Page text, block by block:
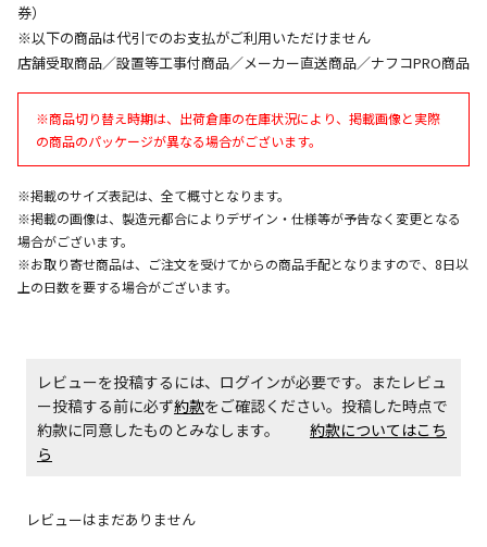
お見積商品です。金額・施工日はお打ち合わせの上、
決定となります。
お見積商品です。金額・施工日はお打ち合わせの上、
エアコンの取付工事が必要な商品です。別途費用が発
生する場合がございます。
券）
※以下の商品は代引でのお支払がご利用いただけません
店舗受取商品／設置等工事付商品／メーカー直送商品／ナフコPRO商品
※商品切り替え時期は、出荷倉庫の在庫状況により、掲載画像と実際
の商品のパッケージが異なる場合がございます。
※掲載のサイズ表記は、全て概寸となります。
※掲載の画像は、製造元都合によりデザイン・仕様等が予告なく変更となる
場合がございます。
※お取り寄せ商品は、ご注文を受けてからの商品手配となりますので、8日以
上の日数を要する場合がございます。
レビューを投稿するには、ログインが必要です。またレビュ
ー投稿する前に必ず約款をご確認ください。投稿した時点で
約款に同意したものとみなします。 約款についてはこち
ら
レビューはまだありません